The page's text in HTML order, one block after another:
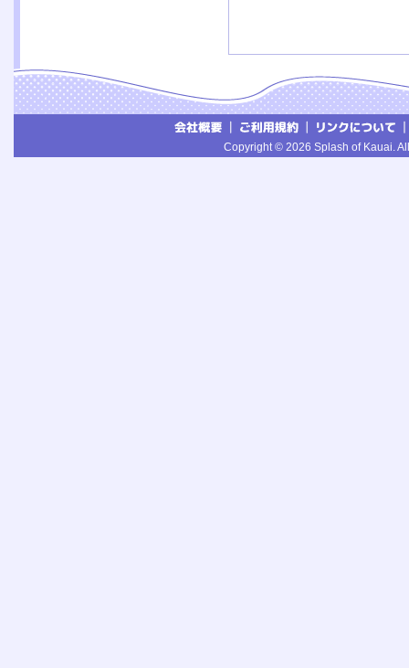
Copyright © 2026 Splash of Kauai.